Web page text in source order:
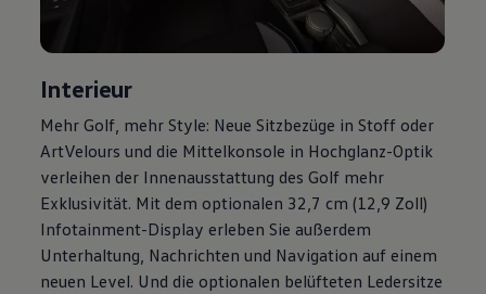
Digitale Betriebsanleitung
Lifestyle
Familie
Elektromobilität
Volkswagen R
Pannen- und Unfallhilfe
Volkswagen Kundenbetreuung
Interieur
Mehr Golf , mehr Style: Neue Sitzbezüge in Stoff oder
ArtVelours und die Mittelkonsole in Hochglanz-Optik
verleihen der Innenausstattung des Golf mehr
Exklusivität. Mit dem optionalen 32,7 cm (12,9 Zoll)
Infotainment-Display erleben Sie außerdem
Unterhaltung, Nachrichten und Navigation auf einem
neuen Level. Und die optionalen belüfteten Ledersitze